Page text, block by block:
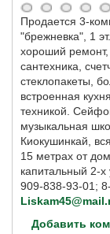
Продается 3-
"брежневка", 1
хороший
сантехника,
стеклопакеты,
встроенная
техникой.
музыкальная
Киокушинкай,
15 метрах от
капитальный 2-
909-838-93-01;
Добавить